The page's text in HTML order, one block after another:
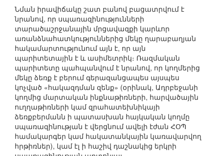
Նման իրավիճակը շատ բանով բացատրվում է
նրանով, որ սպառազինությունների
տարածաշրջանային մրցավազքի կարևոր
առանձնահատկություններից մեկը ղարաբաղյան
հակամարտությունում այն է, որ այն
պարիտետային է և ասիմետրիկ։ Ռազմական
պարիտետը պահպանվում է նրանով, որ կողմերից
մեկը ձեռք է բերում գերազանցապես այսպես
կոչված «հակազդման զենք» (օրինակ, Ադրբեջանի
կողմից մարտական ինքնաթիռների, հարվածային
ուղղաթիռների կամ զրահատեխնիկայի
ձեռքբերմանն ի պատասխան հայկական կողմը
սպառազինության է վերցնում ավելի էժան ՀՕՊ
համակարգեր կամ հակատանկային կառավարվող
հրթիռներ), կամ էլ ի հաշիվ դաշնակից երկրի